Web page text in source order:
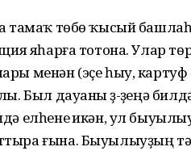
тамаҡ төбө ҡысый
яһарға тотона. Улар
менән (эҫе һыу, картуф
Был дауаны үҙ-үҙеңә
елһенеү икән, ул
ғына. Быуылыуҙың